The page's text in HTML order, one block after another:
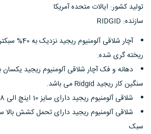
تولید کشور: ایالات متحده آمریکا
سازنده:
RIDGID
آچار شلاقی
ریخته گری شده.
دهانه و فک آچار شلاقی آلومنیوم ریجید یکسان
سنگین کار ریجید Ridgid می باشد.
شلاقی آلومنیوم ریجید دارای سایز 10 اینچ الی 48 اینچ
شلاقی آلومنیوم ریجید دارای تحمل کشش بالا
سبک